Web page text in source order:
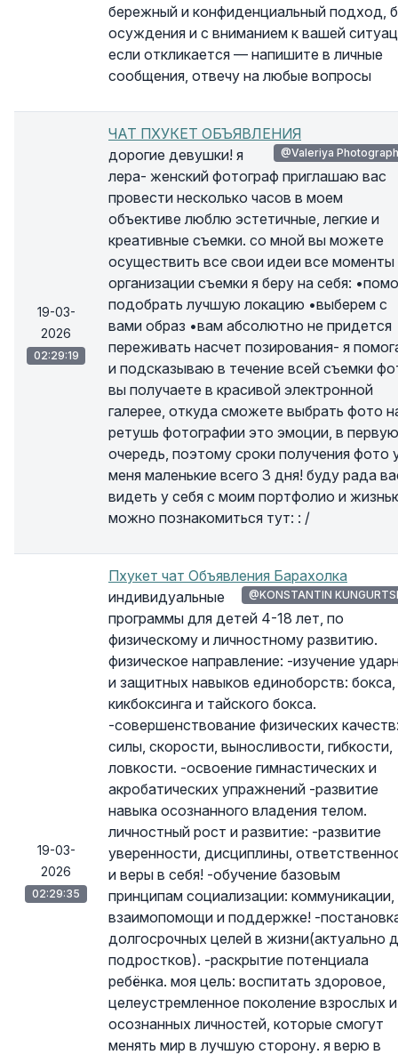
бережный и конфиденциальный подход,
осуждения и с вниманием к вашей
если откликается — напишите в личные
сообщения, отвечу на любые вопросы
19-03-
2026
02:29:19
ЧАТ ПХУКЕТ ОБЪЯВЛЕНИЯ
@Valeriya
дорогие девушки! я
лера- женский фотограф приглашаю вас
провести несколько часов в моем
объективе люблю эстетичные, легкие и
креативные съемки. со мной вы можете
осуществить все свои идеи все моменты
организации съемки я беру на себя:
подобрать лучшую локацию •выберем с
вами образ •вам абсолютно не придется
переживать насчет позирования- я
и подсказываю в течение всей съемки
вы получаете в красивой электронной
галерее, откуда сможете выбрать фото
ретушь фотографии это эмоции, в первую
очередь, поэтому сроки получения фото
меня маленькие всего 3 дня! буду рада
видеть у себя с моим портфолио и
можно познакомиться тут: : /
19-03-
2026
02:29:35
Пхукет чат Объявления Барахолка
@KONSTANTIN
индивидуальные
программы для детей 4-18 лет, по
физическому и личностному развитию.
физическое направление: -изучение
и защитных навыков единоборств: бокса,
кикбоксинга и тайского бокса.
-совершенствование физических
силы, скорости, выносливости, гибкости,
ловкости. -освоение гимнастических и
акробатических упражнений -развитие
навыка осознанного владения телом.
личностный рост и развитие: -развитие
уверенности, дисциплины,
и веры в себя! -обучение базовым
принципам социализации: коммуникации,
взаимопомощи и поддержке! -
долгосрочных целей в жизни(актуально
подростков). -раскрытие потенциала
ребёнка. моя цель: воспитать здоровое,
целеустремленное поколение взрослых и
осознанных личностей, которые смогут
менять мир в лучшую сторону. я верю в